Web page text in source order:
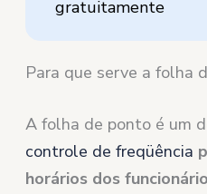
gratuitamente
Para que serve a folha
A folha de ponto é um
controle de freqüência
horários dos